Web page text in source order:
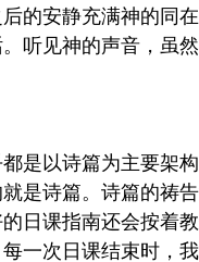
的安静充满神的同
听见神的声音，虽
是以诗篇为主要架
是诗篇。诗篇的祷
日课指南还会按着
一次日课结束时，